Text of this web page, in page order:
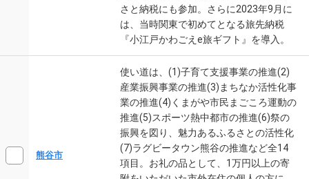
さと納税にも参加。さらに2023年9月に
は、当時関東で初めてとなる旅先納税
『小江戸かわごえe旅ギフト』を導入。
熊谷市
使い道は、(1)子育て支援事業の推進(2)
産業振興事業の推進(3)まちなか活性化事
業の推進(4)くまがや市民まごころ運動の
推進(5)スポーツ熱中都市の推進(6)祭の
振興を図り、魅力あるふるさとの活性化
(7)ラグビータウン熊谷の推進など全14
項目。お礼の品として、1万円以上の寄